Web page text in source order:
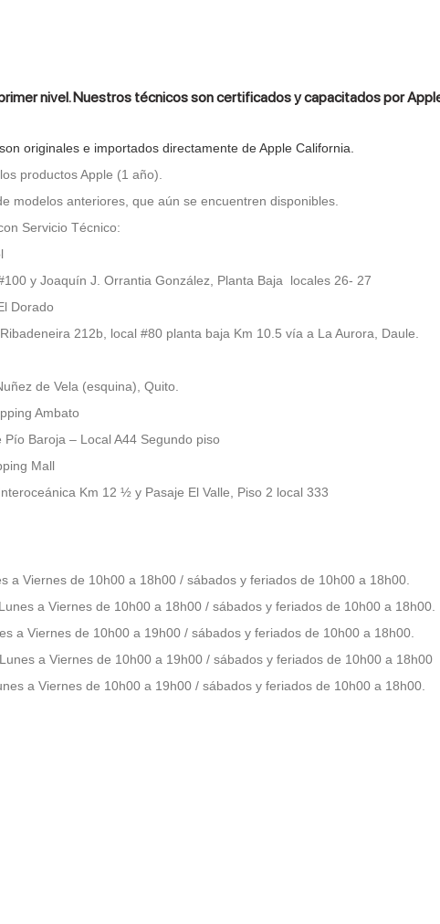
nivel. Nuestros técnicos son certificados y capacitados por
originales e importados directamente de Apple California.
productos Apple (1 año).
modelos anteriores, que aún se encuentren disponibles.
Servicio Técnico:
y Joaquín J. Orrantia González, Planta Baja locales 26- 27
Dorado
212b, local #80 planta baja Km 10.5 vía a La Aurora, Daule.
de Vela (esquina), Quito.
Ambato
Baroja – Local A44 Segundo piso
Mall
Km 12 ½ y Pasaje El Valle, Piso 2 local 333
a Viernes de 10h00 a 18h00 / sábados y feriados de 10h00 a 18h00.
Lunes a Viernes de 10h00 a 18h00 / sábados y feriados de 10h00 a 18h00.
a Viernes de 10h00 a 19h00 / sábados y feriados de 10h00 a 18h00.
Lunes a Viernes de 10h00 a 19h00 / sábados y feriados de 10h00 a 18h00
a Viernes de 10h00 a 19h00 / sábados y feriados de 10h00 a 18h00.